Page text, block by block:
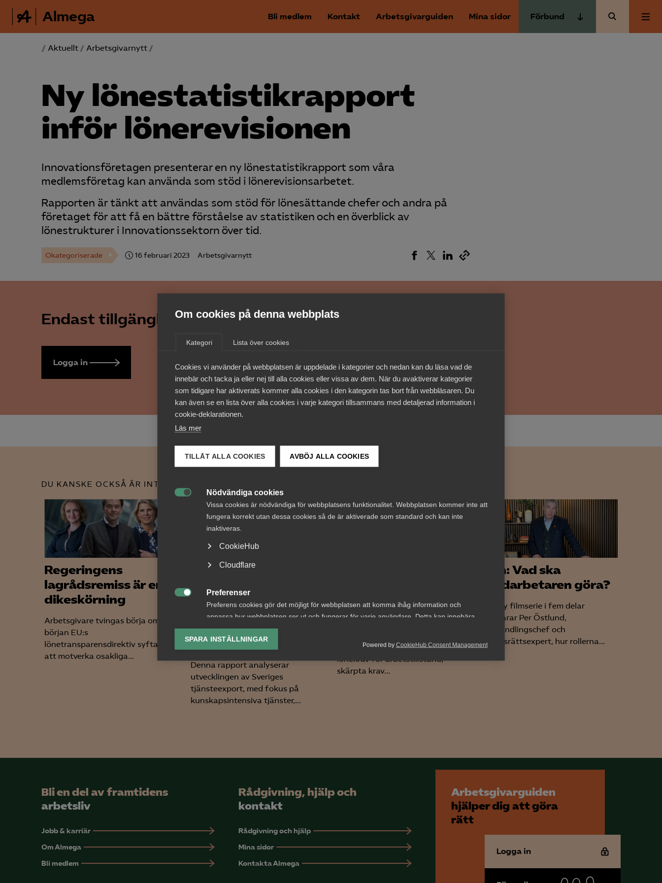
Om cookies på denna webbplats
Kategori Lista över cookies
Cookies vi använder på webbplatsen är uppdelade i kategorier och nedan kan du läsa vad de
innebär och tacka ja eller nej till alla cookies eller vissa av dem. När du avaktiverar kategorier
som tidigare har aktiverats kommer alla cookies i den kategorin tas bort från webbläsaren. Du
kan även se en lista över alla cookies i varje kategori tillsammans med detaljerad information i
cookie-deklarationen.
Läs mer
TILLÅT ALLA COOKIES AVBÖJ ALLA COOKIES
Nödvändiga cookies
Vissa cookies är nödvändiga för webbplatsens funktionalitet. Webbplatsen kommer inte att
fungera korrekt utan dessa cookies så de är aktiverade som standard och kan inte
inaktiveras.
CookieHub
Cloudflare
Preferenser
Preferens cookies gör det möjligt för webbplatsen att komma ihåg information och
anpassa hur webbplatsen ser ut och fungerar för varje användare. Detta kan innebära
lagring av vald valuta, region, språk eller färgschema.

Analys-cookies
Analyseringscookies hjälper oss förbättra webbplatsen genom att samla och rapportera
information om hur den används.
Google Analytics
Meta Pixel
Powered by CookieHub Consent Management
SPARA INSTÄLLNINGAR
Almega Bli medlem Kontakt Arbetsgivarguiden Mina sidor Förbund
In English
/ Aktuellt / Arbetsgivarnytt /
Ny lönestatistik­rapport
inför lönerevisionen
Innovationsföretagen presenterar en ny lönestatistikrapport som våra
medlemsföretag kan använda som stöd i lönerevisionsarbetet.
Rapporten är tänkt att användas som stöd för lönesättande chefer och andra på
företaget för att få en bättre förståelse av statistiken och en överblick av
lönestrukturer i Innovationssektorn över tid.
Okategoriserade 16 februari 2023 Arbetsgivarnytt
Endast tillgänglig för medlemmar
Logga in Bli medlem
DU KANSKE OCKSÅ ÄR INTRESSERAD AV DETTA?
Regeringens
lagrådsremiss är en
dikeskörning
Arbetsgivare tvingas börja om från
början EU:s
lönetransparensdirektiv syftar till
att motverka osakliga...
Sveriges
tjänsteexport står
stark - men
konkurrenterna
springer ifatt
Denna rapport analyserar
utvecklingen av Sveriges
tjänsteexport, med fokus på
kunskapsintensiva tjänster,...
sommaren 2026: Vad
gäller?
förändringar bland annat nya
lönekrav för arbetstillstånd,
skärpta krav...
Lön: Vad ska
medarbetaren göra?
I en ny filmserie i fem delar
förklarar Per Östlund,
förhandlingschef och
arbetsrättsexpert, hur rollerna...
Bli en del av framtidens
arbetsliv
Jobb & karriär
Om Almega
Bli medlem
Rådgivning, hjälp och
kontakt
Rådgivning och hjälp
Mina sidor
Kontakta Almega
Arbetsgivarguiden
hjälper dig att göra
rätt
Logga in